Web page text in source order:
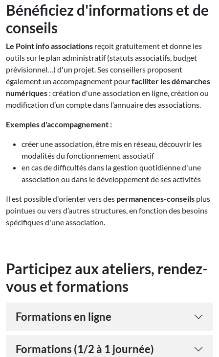
Bénéficiez d'informations et de
conseils
Le Point info associations reçoit gratuitement et donne les
outils sur le plan administratif (statuts associatifs, budget
prévisionnel…) d'un projet. Ses conseillers proposent
également un accompagnement pourfaciliter les démarches
numériques : création d'une association en ligne, création ou
modification d’un compte dans l’annuaire des associations.
Exemples d'accompagnement :
créer une association, être mis en réseau, découvrir les
modalités du fonctionnement associatif
en cas de difficultés dans la gestion quotidienne d'une
association ou dans le développement de ses activités
Il est possible d'orienter vers des permanences-conseils plus
pointues ou vers d’autres structures, en fonction des besoins
spécifiques d'une association.
Participez aux ateliers, rendez-
vous et formations
Formations en ligne
Formations (1/2 à 1 journée)